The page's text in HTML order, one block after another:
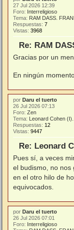
27 Jul 2026 12:39
Foro: Interreligioso
Tema: RAM DASS.
Respuestas: 7
Vistas: 3968
Re: RAM
Gracias por un
En ningún
por Daru el tuerto
26 Jul 2026 07:13
Foro: Zen
Tema: Leonard Cohen (I).
Respuestas: 12
Vistas: 9447
Re: Leonard
Pues sí, a veces
el budismo, no nos
en el otro hilo de
equivocados.
por Daru el tuerto
26 Jul 2026 07:01
Foro: Interreligioso